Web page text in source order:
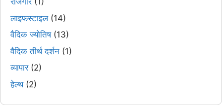
लाइफस्टाइल(14)
वैदिक ज्योतिष(13)
वैदिक तीर्थ दर्शन (1)
व्यापार(2)
हेल्थ(2)